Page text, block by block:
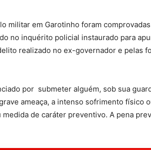
militar em Garotinho foram
no inquérito policial instaurado para
realizado no ex-governador e pelas
por submeter alguém, sob sua
ameaça, a intenso sofrimento físico
de caráter preventivo. A pena